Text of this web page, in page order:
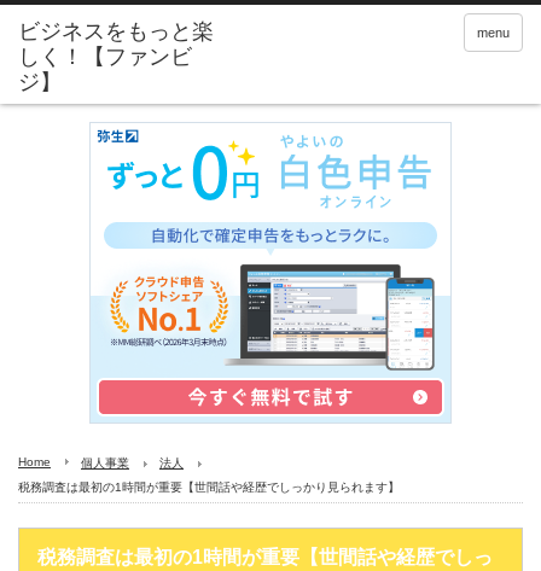
menu
Home 個人事業
法人
税務調査は最初の1時間が重要【世間話や経歴でしっかり見られます】
税務調査は最初の1時間が重要【世間話や経歴でしっ